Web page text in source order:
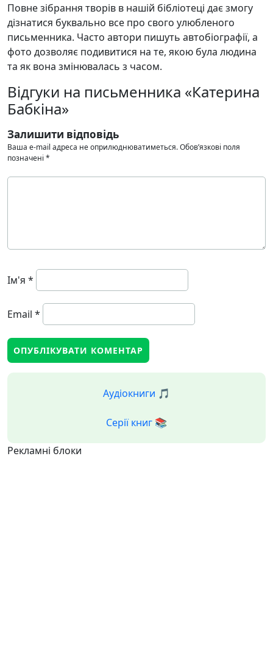
Повне зібрання творів в нашій бібліотеці дає змогу
дізнатися буквально все про свого улюбленого
письменника. Часто автори пишуть автобіографії, а
фото дозволяє подивитися на те, якою була людина
та як вона змінювалась з часом.
Відгуки на письменника «Катерина
Бабкіна»
Залишити відповідь
Ваша e-mail адреса не оприлюднюватиметься.Обов’язкові поля
позначені *
Ім'я *
Email *
Аудіокниги 🎵
Серії книг 📚
Рекламні блоки